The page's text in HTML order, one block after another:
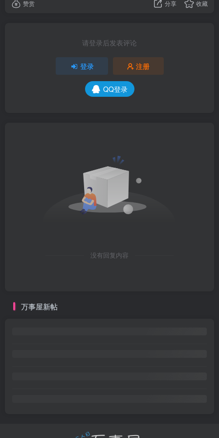
赞赏 分享 收藏
请登录后发表评论
登录 注册
QQ登录
没有回复内容
万事屋新帖